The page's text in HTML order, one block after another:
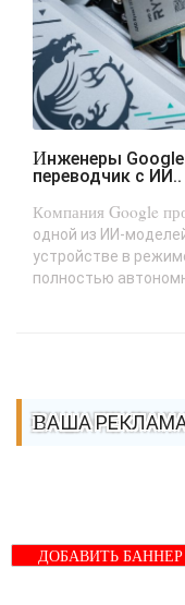
Инженеры Google создали портативный офлайн-
переводчик с ИИ..
Компания Google
одной из ИИ-
устройстве в
полностью
ВАША
ДОБАВИТЬ БАННЕР